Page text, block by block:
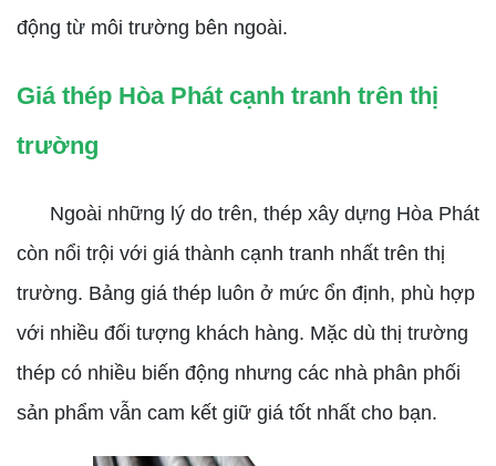
động từ môi trường bên ngoài.
Giá thép Hòa Phát cạnh tranh trên thị
trường
Ngoài những lý do trên, thép xây dựng Hòa Phát
còn nổi trội với giá thành cạnh tranh nhất trên thị
trường. Bảng giá thép luôn ở mức ổn định, phù hợp
với nhiều đối tượng khách hàng. Mặc dù thị trường
thép có nhiều biến động nhưng các nhà phân phối
sản phẩm vẫn cam kết giữ giá tốt nhất cho bạn.